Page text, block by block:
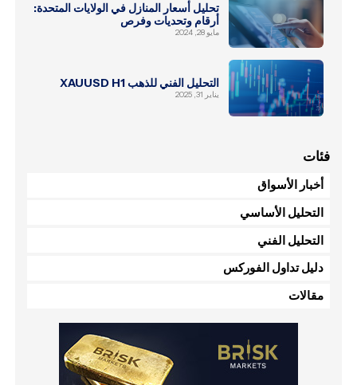
تحليل أسعار المنازل في الولايات المتحدة:
أرقام وتحديات وفرص
مايو 28, 2024
التحليل الفني للذهب XAUUSD H1
يناير 31, 2025
فئات
أخبار الأسواق
التحليل الأساسي
التحليل الفني
دليل تداول الفوركس
مقالات